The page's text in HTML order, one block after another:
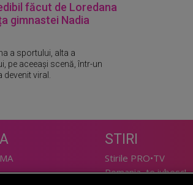
făcut de Loredana
gimnastei Nadia
a sportului, alta a
pe aceeași scenă, într-un
viral.
STIRI
Stirile PRO•TV
Romania, te iubesc!